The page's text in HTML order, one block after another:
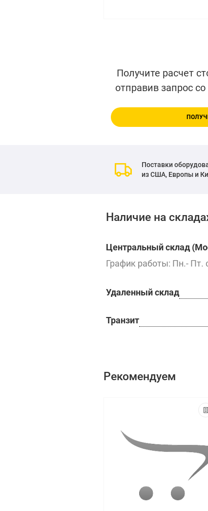
Получите расчет
отправив запрос
Поставки
из США, Европы и
Наличие на
Центральный склад
График работы: Пн.- Пт.
Удаленный склад
Транзит
Рекомендуем